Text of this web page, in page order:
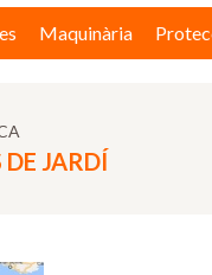
Maquinària
JARDÍ